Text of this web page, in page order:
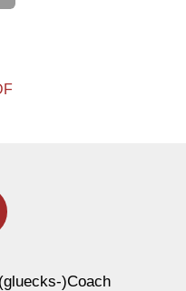
)Coach